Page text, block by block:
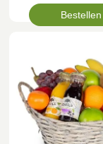
Bestellen